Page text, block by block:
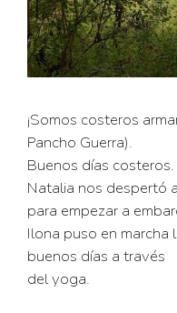
¡Somos costeros
Pancho Guerra).
Buenos días costeros.
Natalia nos despertó
para empezar a
Ilona puso en
buenos días a través
del yoga.